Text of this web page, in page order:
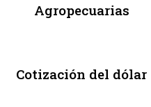
Agropecuarias
Cotización del dólar